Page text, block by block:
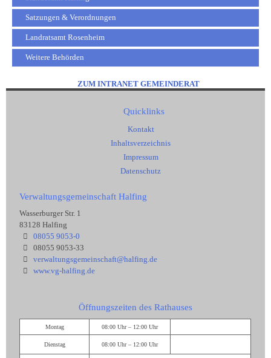
Satzungen & Verordnungen
Landratsamt Rosenheim
Weitere Behörden
ZUM INTRANET GEMEINDERAT
Quicklinks
Kontakt
Inhaltsverzeichnis
Impressum
Datenschutz
Verwaltungsgemeinschaft Halfing
Wasserburger Str. 1
83128 Halfing
08055 9053-0
08055 9053-33
verwaltungsgemeinschaft@halfing.de
www.vg-halfing.de
Öffnungszeiten des Rathauses
Montag 08:00 Uhr – 12:00 Uhr
Dienstag 08:00 Uhr – 12:00 Uhr